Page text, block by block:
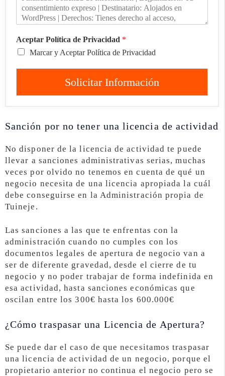
Aceptar Política de Privacidad *
Marcar y Aceptar Política de Privacidad
Solicitar Información
Sanción por no tener una licencia de actividad
No disponer de la licencia de actividad te puede
llevar a sanciones administrativas serias, muchas
veces por olvido no tenemos en cuenta de qué un
negocio necesita de una licencia apropiada la cuál
debe conseguirse en la Administración propia de
Tuineje.
Las sanciones a las que te enfrentas con la
administración cuando no cumples con los
documentos legales de apertura de negocio van a
ser de diferente gravedad, desde el cierre de tu
negocio y no poder trabajar de forma indefinida en
esa actividad, hasta sanciones económicas que
oscilan entre los 300€ hasta los 600.000€
¿Cómo traspasar una Licencia de Apertura?
Se puede dar el caso de que necesitamos traspasar
una licencia de actividad de un negocio, porque el
propietario anterior no continua el negocio pero se